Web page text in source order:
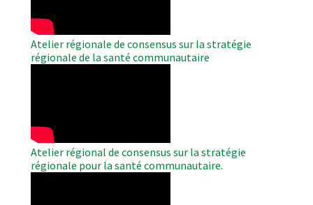
Atelier régionale de consensus sur la stratégie
régionale de la santé communautaire
Atelier régional de consensus sur la stratégie
régionale pour la santé communautaire.